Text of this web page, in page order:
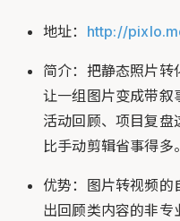
地址： http://
简介：把静态照片转
让一组图片变成带叙
活动回顾、项目复盘
比手动剪辑省事得多。
优势：图片转视频的
出回顾类内容的非专